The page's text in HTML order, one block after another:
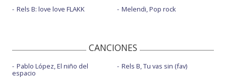
Rels B: love love FLAKK
Melendi, Pop rock
CANCIONES
Pablo López, El niño del
espacio
Rels B, Tu vas sin (fav)